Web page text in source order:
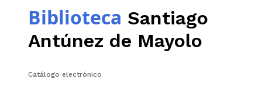
Aula Virtual
Biblioteca Santiago
Antúnez de Mayolo
Catálogo electrónico